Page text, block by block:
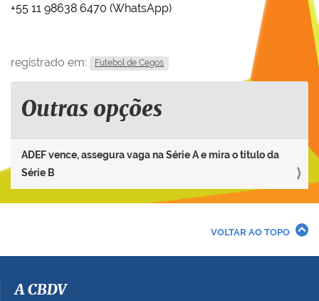
+55 11 98638 6470 (WhatsApp)
registrado em: Futebol de Cegos
Outras opções
ADEF vence, assegura vaga na Série A e mira o título da
Série B
VOLTAR AO TOPO
A CBDV